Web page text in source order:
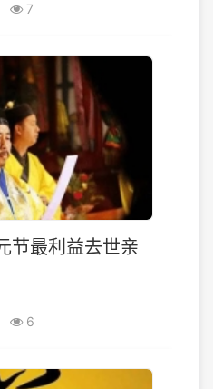
7
节最利益去世亲
6